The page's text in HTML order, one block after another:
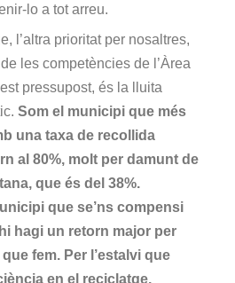
lo a tot arreu.
l’altra prioritat per nosaltres,
les competències de l’Àrea
pressupost, és la lluita
Som el municipi que més
una taxa de recollida
al 80%, molt per damunt de
que és del 38%.
que se’ns compensi
hagi un retorn major per
fem. Per l’estalvi que
en el reciclatge.